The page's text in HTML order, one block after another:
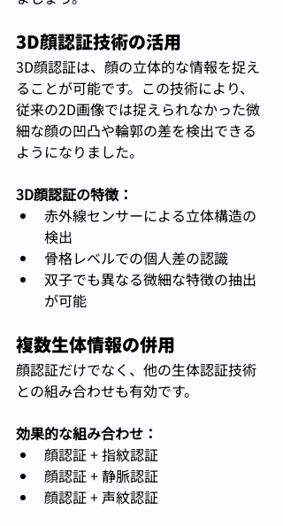
3D顔認証技術の活用
3D顔認証は、顔の立体的な情報を捉え
ることが可能です。この技術により、
従来の2D画像では捉えられなかった微
細な顔の凹凸や輪郭の差を検出できる
ようになりました。
3D顔認証の特徴：
赤外線センサーによる立体構造の
検出
骨格レベルでの個人差の認識
双子でも異なる微細な特徴の抽出
が可能
複数生体情報の併用
顔認証だけでなく、他の生体認証技術
との組み合わせも有効です。
効果的な組み合わせ：
顔認証 + 指紋認証
顔認証 + 静脈認証
顔認証 + 声紋認証